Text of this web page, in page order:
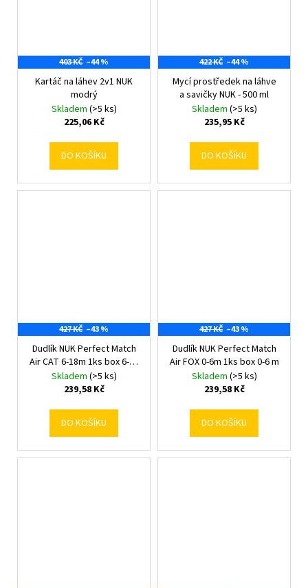
403 KČ –44 %
Kartáč na láhev 2v1 NUK
modrý
Skladem (>5 ks)
225,06 Kč
DO KOŠÍKU
422 KČ –44 %
Mycí prostředek na láhve
a savičky NUK - 500 ml
Skladem (>5 ks)
235,95 Kč
DO KOŠÍKU
427 KČ –43 %
Dudlík NUK Perfect Match
Air CAT 6-18m 1ks box 6-18
m
Skladem (>5 ks)
239,58 Kč
DO KOŠÍKU
427 KČ –43 %
Dudlík NUK Perfect Match
Air FOX 0-6m 1ks box 0-6 m
Skladem (>5 ks)
239,58 Kč
DO KOŠÍKU